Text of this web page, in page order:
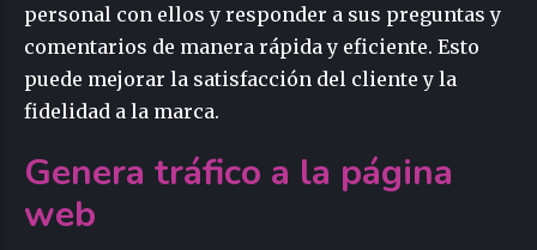
personal con ellos y responder a sus preguntas y
comentarios de manera rápida y eficiente. Esto
puede mejorar la satisfacción del cliente y la
fidelidad a la marca.
Genera tráfico a la página
web